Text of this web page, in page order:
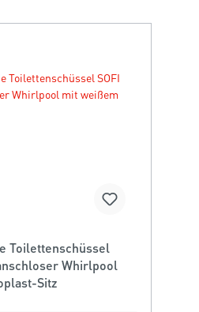
Toilettenschüssel
Whirlpool
Sitz